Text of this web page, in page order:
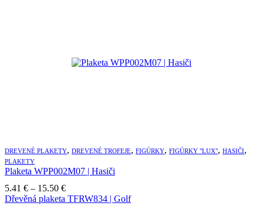
DREVENÉ PLAKETY, DREVENÉ TROFEJE, FIGÚRKY, FIGÚRKY "LUX", HASIČI,
PLAKETY
Plaketa WPP002M07 | Hasiči
5.41 € – 15.50 €Price
range:
Dřevěná plaketa TFRW834 | Golf